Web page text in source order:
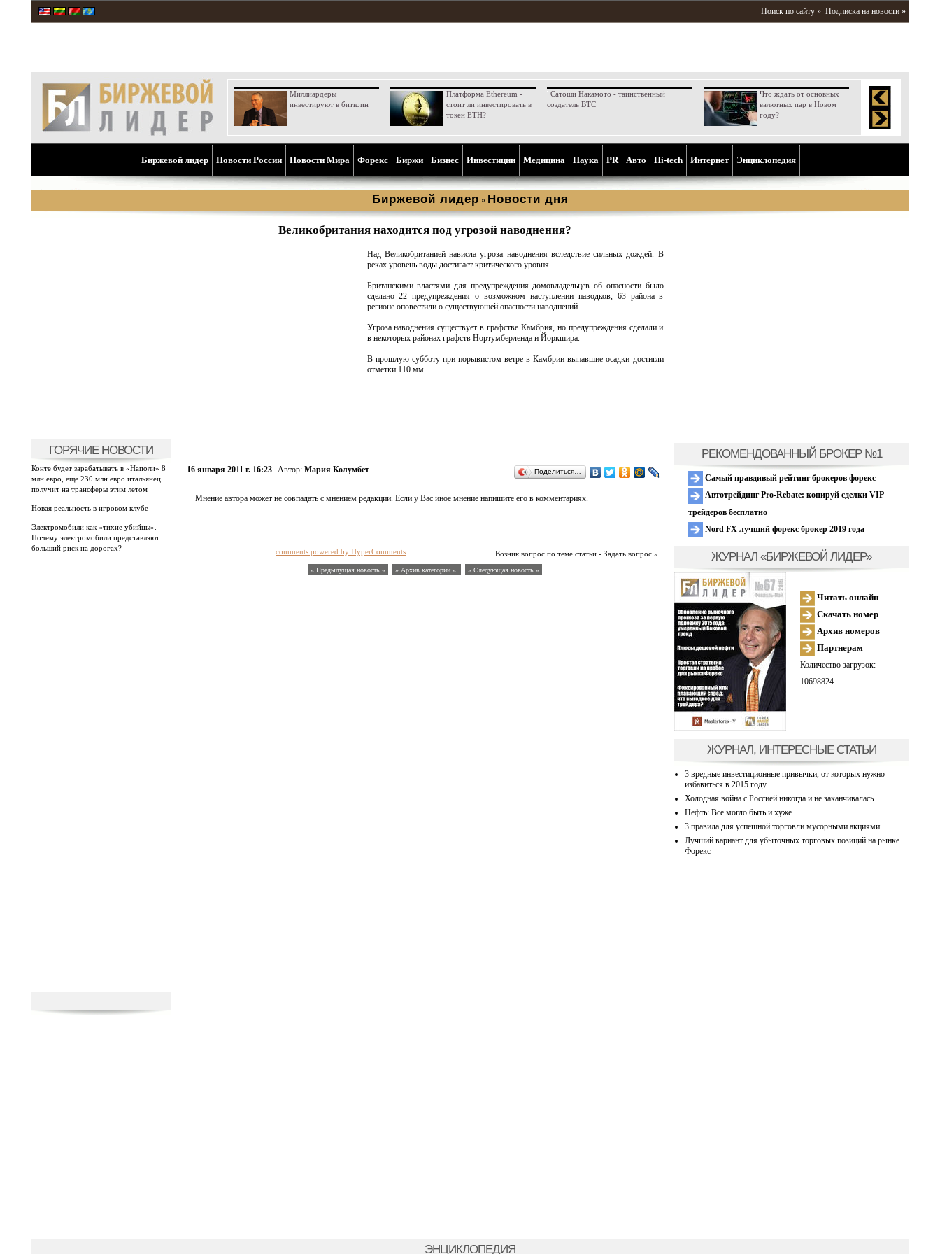
Поиск по сайту » Подписка на новости »
Миллиардеры
инвестируют в биткоин
Платформа Ethereum -
стоит ли инвестировать в
токен ETH?
Сатоши Накамото - таинственный
создатель BTC
Что ждать от основных
валютных пар в Новом
году?
Биржевой лидер Новости России Новости Мира Форекс Биржи Бизнес Инвестиции Медицина Наука PR Aвто Hi-tech Интернет Энциклопедия
Биржевой лидер » Новости дня
ГОРЯЧИЕ НОВОСТИ
Конте будет зарабатывать в «Наполи» 8
млн евро, еще 230 млн евро итальянец
получит на трансферы этим летом
Новая реальность в игровом клубе
Электромобили как «тихие убийцы».
Почему электромобили представляют
больший риск на дорогах?
Великобритания находится под угрозой наводнения?
Над Великобританией нависла угроза наводнения вследствие сильных дождей. В
реках уровень воды достигает критического уровня.
Британскими властями для предупреждения домовладельцев об опасности было
сделано 22 предупреждения о возможном наступлении паводков, 63 района в
регионе оповестили о существующей опасности наводнений.
Угроза наводнения существует в графстве Камбрия, но предупреждения сделали и
в некоторых районах графств Нортумберленда и Йоркшира.
В прошлую субботу при порывистом ветре в Камбрии выпавшие осадки достигли
отметки 110 мм.
16 января 2011 г. 16:23 Автор: Мария Колумбет Поделиться…
Мнение автора может не совпадать с мнением редакции. Если у Вас иное мнение напишите его в комментариях.
Возник вопрос по теме статьи - Задать вопрос »
comments powered by HyperComments
« Предыдущая новость « » Архив категории « » Следующая новость »
РЕКОМЕНДОВАННЫЙ БРОКЕР №1
Самый правдивый рейтинг брокеров форекс
Автотрейдинг Pro-Rebate: копируй сделки VIP
трейдеров бесплатно
Nord FX лучший форекс брокер 2019 года
ЖУРНАЛ «БИРЖЕВОЙ ЛИДЕР»
Читать онлайн
Скачать номер
Архив номеров
Партнерам
Количество загрузок:
10698824
ЖУРНАЛ, ИНТЕРЕСНЫЕ СТАТЬИ
3 вредные инвестиционные привычки, от которых нужно
избавиться в 2015 году
Холодная война с Россией никогда и не заканчивалась
Нефть: Все могло быть и хуже…
3 правила для успешной торговли мусорными акциями
Лучший вариант для убыточных торговых позиций на рынке
Форекс
ЭНЦИКЛОПЕДИЯ